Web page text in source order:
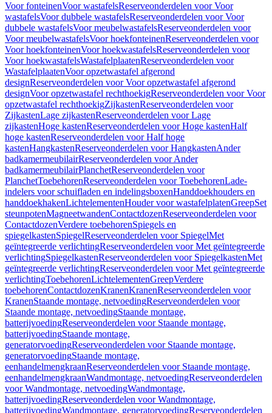
Voor fonteinenVoor wastafelsReserveonderdelen voor Voor
wastafelsVoor dubbele wastafelsReserveonderdelen voor Voor
dubbele wastafelsVoor meubelwastafelsReserveonderdelen voor
Voor meubelwastafelsVoor hoekfonteinenReserveonderdelen voor
Voor hoekfonteinenVoor hoekwastafelsReserveonderdelen voor
Voor hoekwastafelsWastafelplaatenReserveonderdelen voor
WastafelplaatenVoor opzetwastafel afgerond
designReserveonderdelen voor Voor opzetwastafel afgerond
designVoor opzetwastafel rechthoekigReserveonderdelen voor Voor
opzetwastafel rechthoekigZijkastenReserveonderdelen voor
ZijkastenLage zijkastenReserveonderdelen voor Lage
zijkastenHoge kastenReserveonderdelen voor Hoge kastenHalf
hoge kastenReserveonderdelen voor Half hoge
kastenHangkastenReserveonderdelen voor HangkastenAnder
badkamermeubilairReserveonderdelen voor Ander
badkamermeubilairPlanchetReserveonderdelen voor
PlanchetToebehorenReserveonderdelen voor ToebehorenLade-
indelers voor schuifladen en indelingsboxenHanddoekhouders en
handdoekhakenLichtelementenHouder voor wastafelplatenGreepSet
steunpotenMagneetwandenContactdozenReserveonderdelen voor
ContactdozenVerdere toebehorenSpiegels en
spiegelkastenSpiegelReserveonderdelen voor SpiegelMet
geïntegreerde verlichtingReserveonderdelen voor Met geïntegreerde
verlichtingSpiegelkastenReserveonderdelen voor SpiegelkastenMet
geïntegreerde verlichtingReserveonderdelen voor Met geïntegreerde
verlichtingToebehorenLichtelementenGreepVerdere
toebehorenContactdozenKranenKranenReserveonderdelen voor
KranenStaande montage, netvoedingReserveonderdelen voor
Staande montage, netvoedingStaande montage,
batterijvoedingReserveonderdelen voor Staande montage,
batterijvoedingStaande montage,
generatorvoedingReserveonderdelen voor Staande montage,
generatorvoedingStaande montage,
eenhandelmengkraanReserveonderdelen voor Staande montage,
eenhandelmengkraanWandmontage, netvoedingReserveonderdelen
voor Wandmontage, netvoedingWandmontage,
batterijvoedingReserveonderdelen voor Wandmontage,
batterijvoedingWandmontage, generatorvoedingReserveonderdelen